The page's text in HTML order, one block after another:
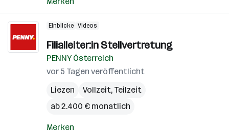
Einblicke Videos
Filialleiter:in Stellvertretung
PENNY Österreich
vor 5 Tagen veröffentlicht
Liezen
Vollzeit, Teilzeit
ab 2.400 € monatlich
Merken